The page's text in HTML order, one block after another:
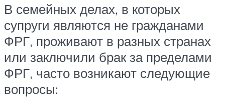
В семейных делах, в которых
супруги являются не гражданами
ФРГ, проживают в разных странах
или заключили брак за пределами
ФРГ, часто возникают следующие
вопросы: